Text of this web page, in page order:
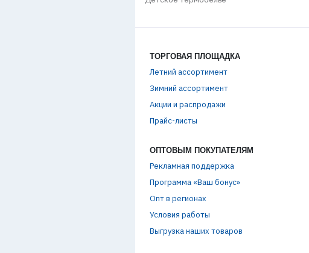
ТОРГОВАЯ ПЛОЩАДКА
Летний ассортимент
Зимний ассортимент
Акции и распродажи
Прайс-листы
ОПТОВЫМ ПОКУПАТЕЛЯМ
Рекламная поддержка
Программа «Ваш бонус»
Опт в регионах
Условия работы
Выгрузка наших товаров